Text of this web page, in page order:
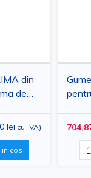
din
de
lei cuTVA)
cos
bucati